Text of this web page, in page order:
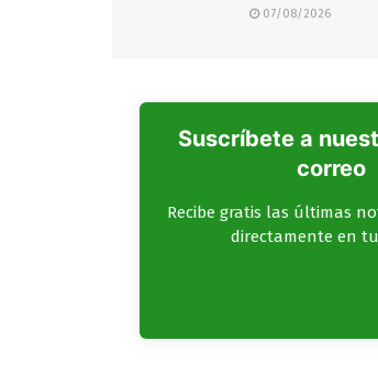
07/08/2026
Suscríbete a
correo
Recibe gratis las últimas
directamente en